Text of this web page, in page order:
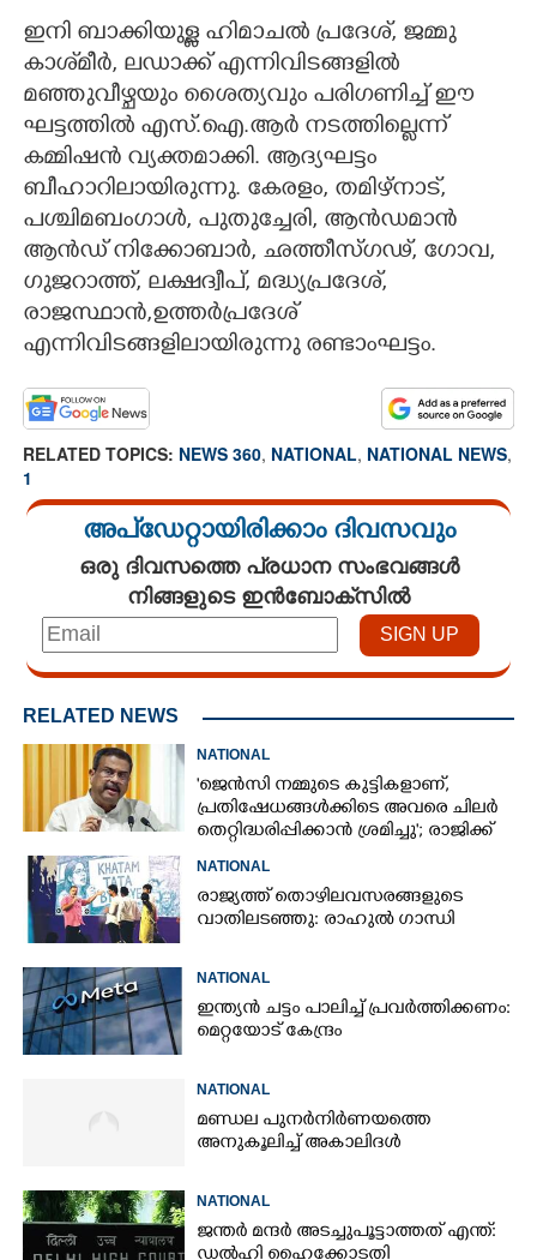
ഇനി ബാക്കിയുള്ള ഹിമാചൽ പ്രദേശ്, ജമ്മു
കാശ്‌മീർ, ലഡാക്ക് എന്നിവിടങ്ങളിൽ
മഞ്ഞുവീഴ്ചയും ശൈത്യവും പരിഗണിച്ച് ഈ
ഘട്ടത്തിൽ എസ്.ഐ.ആർ നടത്തില്ലെന്ന്
കമ്മിഷൻ വ്യക്തമാക്കി. ആദ്യഘട്ടം
ബീഹാറിലായിരുന്നു. കേരളം, തമിഴ്നാട്,
പശ്ചിമബംഗാൾ, പുതുച്ചേരി,​ ആൻഡമാൻ
ആൻഡ് നിക്കോബാർ, ഛത്തീസ്ഗഢ്,​ ഗോവ,​
ഗുജറാത്ത്,​ ലക്ഷദ്വീപ്, മദ്ധ്യപ്രദേശ്,
രാജസ്ഥാൻ,​ഉത്തർപ്രദേശ്
എന്നിവിടങ്ങളിലായിരുന്നു രണ്ടാംഘട്ടം.
RELATED TOPICS: NEWS 360, NATIONAL, NATIONAL NEWS,
1
അപ്ഡേറ്റായിരിക്കാം ദിവസവും
ഒരു ദിവസത്തെ പ്രധാന സംഭവങ്ങൾ
നിങ്ങളുടെ ഇൻബോക്സിൽ
RELATED NEWS
NATIONAL
'ജെൻസി നമ്മുടെ കുട്ടികളാണ്,
പ്രതിഷേധങ്ങൾക്കിടെ അവരെ ചിലർ
തെറ്റിദ്ധരിപ്പിക്കാൻ ശ്രമിച്ചു'; രാജിക്ക്
ധർമ്മേന്ദ്ര പ്രധാൻ
NATIONAL
രാജ്യത്ത് തൊഴിലവസരങ്ങളുടെ
വാതിലടഞ്ഞു: രാഹുൽ ഗാന്ധി
NATIONAL
ഇന്ത്യൻ ചട്ടം പാലിച്ച് പ്രവർത്തിക്കണം:
മെറ്റയോട് കേന്ദ്രം
NATIONAL
മണ്ഡല പുനർനിർണയത്തെ
അനുകൂലിച്ച് അകാലിദൾ
NATIONAL
ജന്ത‌‌ർ മന്ദർ അടച്ചുപൂട്ടാത്തത് എന്ത്: